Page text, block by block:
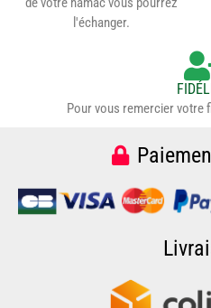
l'échanger.
Pour vous remercier votre